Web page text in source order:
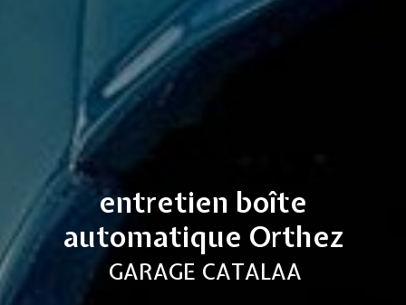
entretien boîte
automatique Orthez
GARAGE CATALAA